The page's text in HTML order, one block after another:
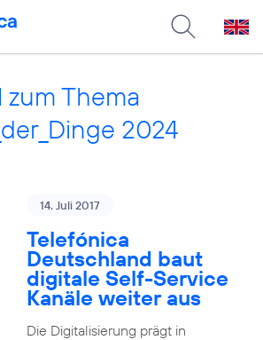
Thema
2024
14. Juli 2017
Telefónica
Deutschland baut
digitale Self-Service
Kanäle weiter aus
Die Digitalisierung prägt in